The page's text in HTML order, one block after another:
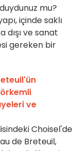
mu?
içinde saklı
dışı ve sanat
gereken bir
ve
Choisel'de
de Breteuil,